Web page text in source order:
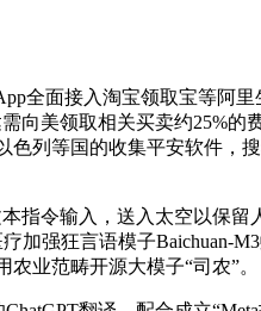
面接入淘宝领取宝等阿
向美领取相关买卖约25%的
列等国的收集平安软件，
令输入，送入太空以保留
强狂言语模子Baichuan-
业范畴开源大模子“司农”。